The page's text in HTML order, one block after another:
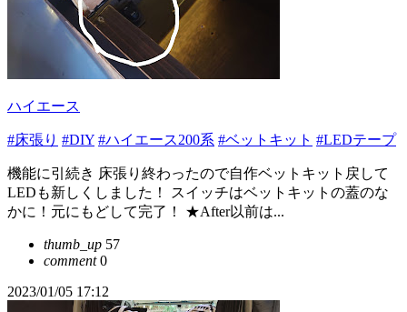
ハイエース
#床張り #DIY #ハイエース200系 #ベットキット #LEDテープ
機能に引続き 床張り終わったので自作ベットキット戻して
LEDも新しくしました！ スイッチはベットキットの蓋のな
かに！元にもどして完了！ ★After以前は...
thumb_up 57
comment0
2023/01/05 17:12